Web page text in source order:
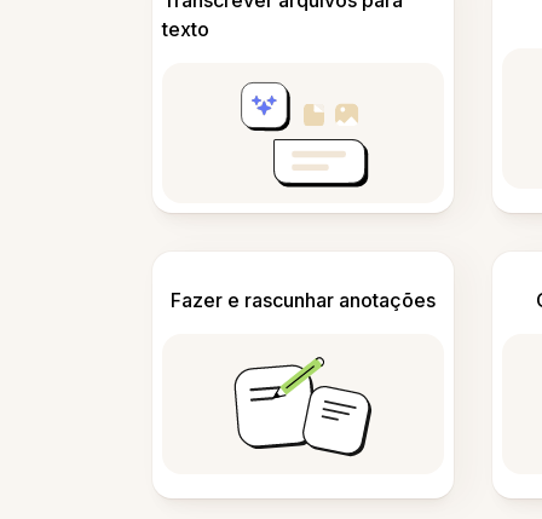
texto
Fazer e rascunhar anotações